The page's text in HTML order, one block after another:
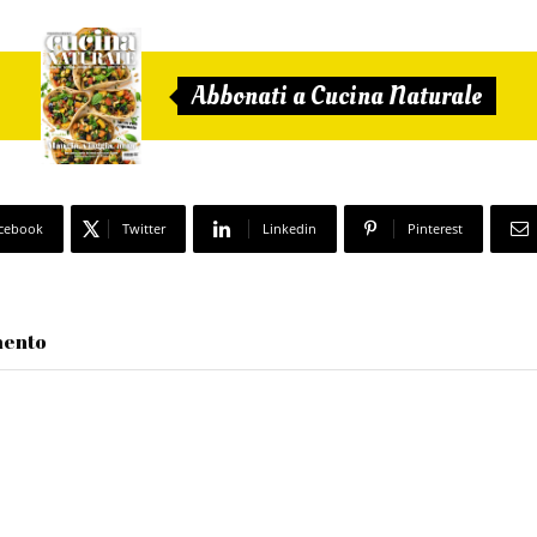
Abbonati a Cucina Naturale
Twitter Linkedin Pinterest